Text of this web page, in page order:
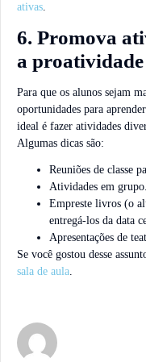
ativas
6. Promova
a proatividade
Para que os alunos sejam
oportunidades para
ideal é fazer atividades
Algumas dicas são:
Reuniões de classe
Atividades em grupo.
Empreste livros (o
entregá-los da data
Apresentações de
Se você gostou desse
sala de aula.